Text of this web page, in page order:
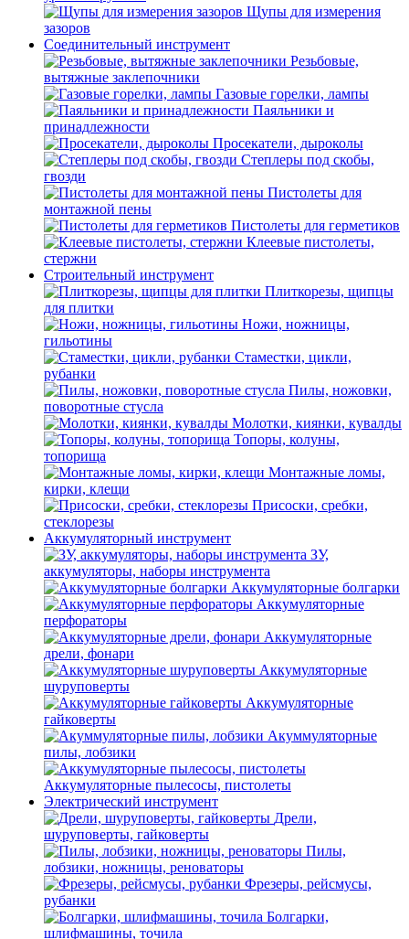
Щупы для измерения
зазоров
Соединительный инструмент
Резьбовые,
вытяжные заклепочники
Газовые горелки, лампы
Паяльники и
принадлежности
Просекатели, дыроколы
Степлеры под скобы,
гвозди
Пистолеты для
монтажной пены
Пистолеты для герметиков
Клеевые пистолеты,
стержни
Строительный инструмент
Плиткорезы, щипцы
для плитки
Ножи, ножницы,
гильотины
Стаместки, цикли,
рубанки
Пилы, ножовки,
поворотные стусла
Молотки, киянки, кувалды
Топоры, колуны,
топорища
Монтажные ломы,
кирки, клещи
Присоски, сребки,
стеклорезы
Аккумуляторный инструмент
ЗУ,
аккумуляторы, наборы инструмента
Аккумуляторные болгарки
Аккумуляторные
перфораторы
Аккумуляторные
дрели, фонари
Аккумуляторные
шуруповерты
Аккумуляторные
гайковерты
Акуммуляторные
пилы, лобзики
Аккумуляторные пылесосы, пистолеты
Электрический инструмент
Дрели,
шуруповерты, гайковерты
Пилы,
лобзики, ножницы, реноваторы
Фрезеры, рейсмусы,
рубанки
Болгарки,
шлифмашины, точила